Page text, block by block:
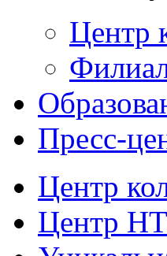
Центр
Пресс-
Центр
Центр